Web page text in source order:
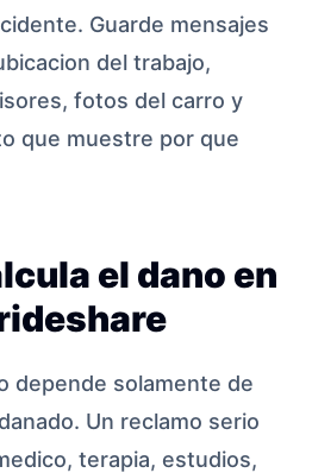
Guarde mensajes
del trabajo,
fotos del carro y
que muestre por que
el dano en
depende solamente de
Un reclamo serio
terapia, estudios,